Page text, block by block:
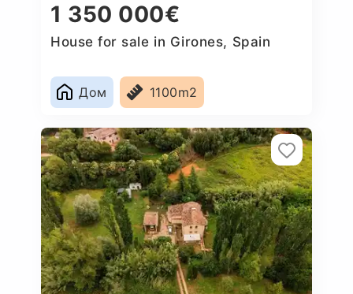
1 350 000€
House for sale in Girones, Spain
Дом 1100m2